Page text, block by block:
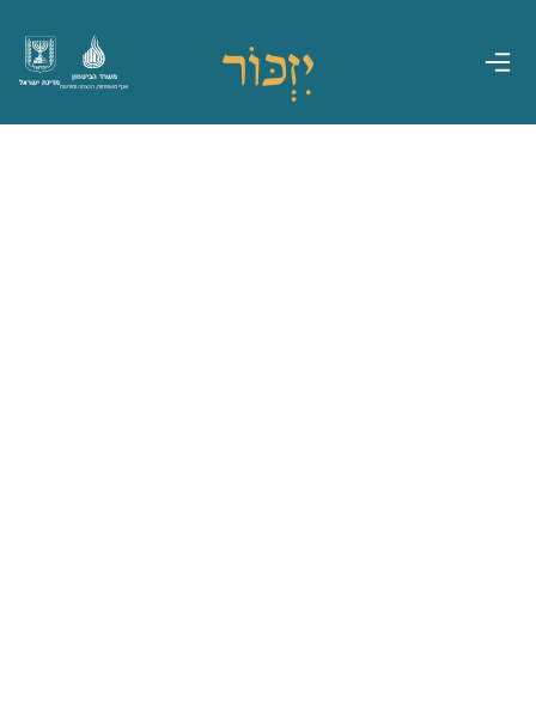
מדינת ישראל
משרד הביטחון
אגף משפחות, הנצחה ומורשת